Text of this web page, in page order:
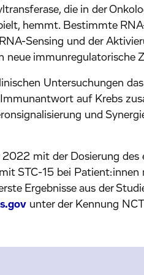
die in der
hemmt. Bestimmte
Sensing und der
neue immunregulatorische
Untersuchungen
auf Krebs
und
mit der Dosierung des
STC-15 bei
Ergebnisse aus der
unter der Kennung